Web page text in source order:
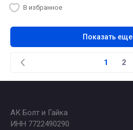
В избранное
Показать еще
1 2
АК Болт и Гайка
ИНН 7722490290